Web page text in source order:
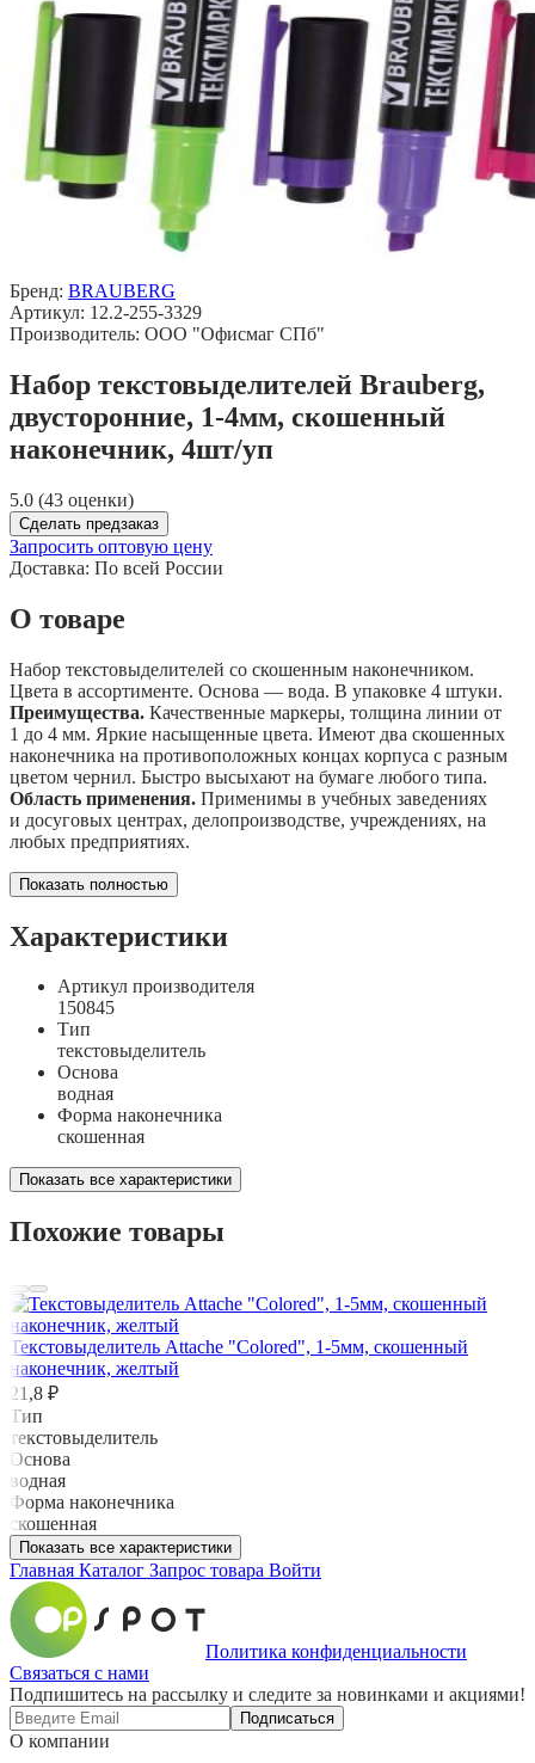
Бренд: BRAUBERG
Артикул: 12.2-255-3329
Производитель: ООО "Офисмаг СПб"
Набор текстовыделителей Brauberg,
двусторонние, 1-4мм, скошенный
наконечник, 4шт/уп
5.0 (43 оценки)
Сделать предзаказ
Запросить оптовую цену
Доставка: По всей России
О товаре
Набор текстовыделителей со скошенным наконечником.
Цвета в ассортименте. Основа — вода. В упаковке 4 штуки.
Преимущества. Качественные маркеры, толщина линии от
1 до 4 мм. Яркие насыщенные цвета. Имеют два скошенных
наконечника на противоположных концах корпуса с разным
цветом чернил. Быстро высыхают на бумаге любого типа.
Область применения. Применимы в учебных заведениях
и досуговых центрах, делопроизводстве, учреждениях, на
любых предприятиях.
Показать полностью
Характеристики
Артикул производителя
150845
Тип
текстовыделитель
Основа
водная
Форма наконечника
скошенная
Показать все характеристики
Похожие товары
Текстовыделитель Attache "Colored", 1-5мм, скошенный
наконечник, желтый
21,8 ₽
Тип
текстовыделитель
Основа
водная
Форма наконечника
скошенная
Показать все характеристики
Главная Каталог Запрос товара Войти
Политика конфиденциальности
Связаться с нами
Подпишитесь на рассылку и следите за новинками и акциями!
Подписаться
О компании